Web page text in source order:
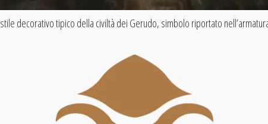
stile decorativo tipico della civiltà dei Gerudo, simbolo riportato